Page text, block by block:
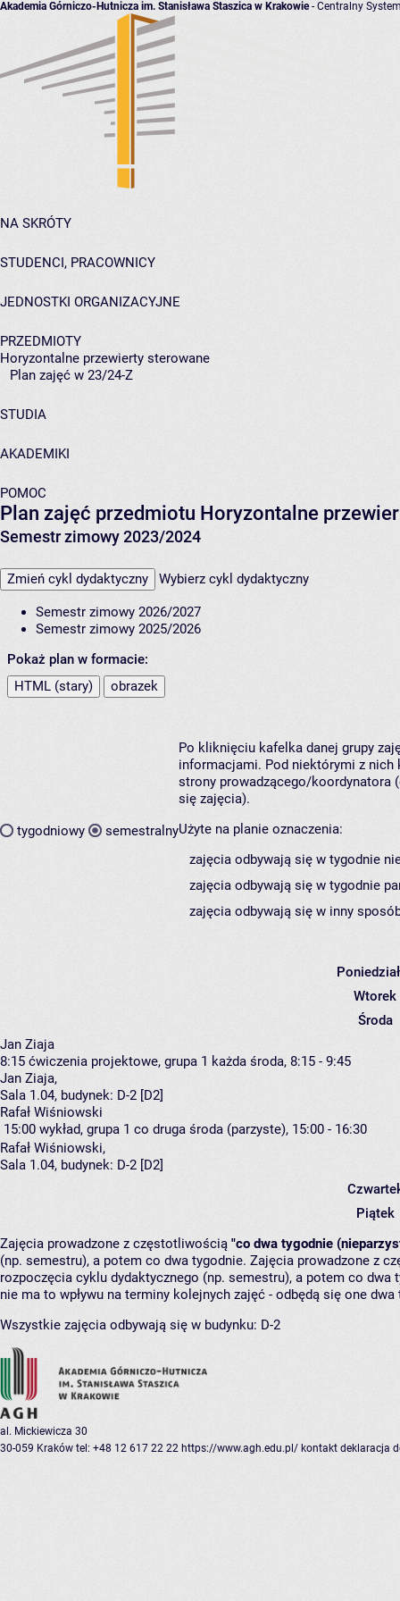
Akademia Górniczo-Hutnicza im. Stanisława Staszica w Krakowie- Centralny
NA SKRÓTY
STUDENCI, PRACOWNICY
JEDNOSTKI ORGANIZACYJNE
PRZEDMIOTY
Horyzontalne przewierty sterowane
Plan zajęć w 23/24-Z
STUDIA
AKADEMIKI
POMOC
Plan zajęć przedmiotu Horyzontalne
Semestr zimowy 2023/2024
Zmień cykl dydaktyczny Wybierz cykl dydaktyczny
Semestr zimowy 2026/2027
Semestr zimowy 2025/2026
Pokaż plan w formacie:
HTML (stary)
obrazek
tygodniowy semestralny
Po kliknięciu kafelka danej grupy
informacjami. Pod niektórymi z nich
strony prowadzącego/koordynatora
się zajęcia).
Użyte na planie oznaczenia:
zajęcia odbywają się w tygodnie
zajęcia odbywają się w tygodnie
zajęcia odbywają się w inny
Wtorek
Środa
Jan Ziaja
8:15 ćwiczenia projektowe, grupa 1 każda środa, 8:15 - 9:45
Jan Ziaja,
Sala 1.04, budynek: D-2 [D2]
Rafał Wiśniowski
15:00 wykład, grupa 1 co druga środa (parzyste), 15:00 - 16:30
Rafał Wiśniowski,
Sala 1.04, budynek: D-2 [D2]
Piątek
Zajęcia prowadzone z częstotliwością "co dwa tygodnie
(np. semestru), a potem co dwa tygodnie. Zajęcia prowadzone z
rozpoczęcia cyklu dydaktycznego (np. semestru), a potem co
nie ma to wpływu na terminy kolejnych zajęć - odbędą się one
Wszystkie zajęcia odbywają się w budynku: D-2
al. Mickiewicza 30
30-059 Kraków tel: +48 12 617 22 22 https://www.agh.edu.pl/ kontakt deklaracja